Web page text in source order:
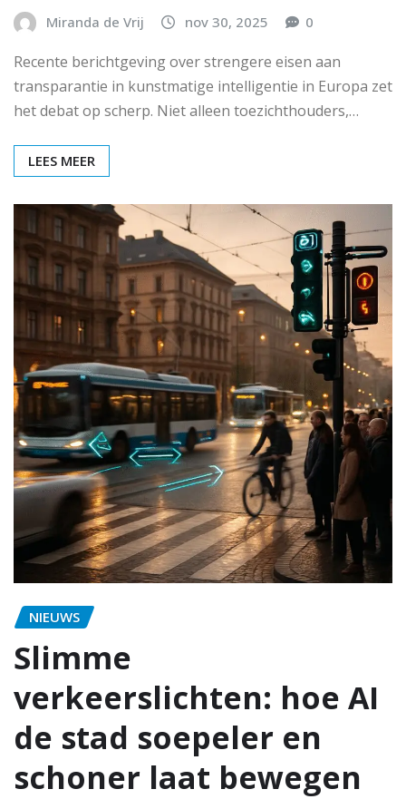
Miranda de Vrij nov 30, 2025 0
Recente berichtgeving over strengere eisen aan
transparantie in kunstmatige intelligentie in Europa zet
het debat op scherp. Niet alleen toezichthouders,…
LEES MEER
NIEUWS
Slimme
verkeerslichten: hoe AI
de stad soepeler en
schoner laat bewegen